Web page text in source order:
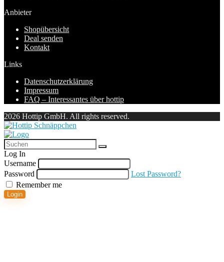
Anbieter
Shopübersicht
Deal senden
Kontakt
Links
Datenschutzerklärung
Impressum
FAQ – Interessantes über hottip
2026 Hottip GmbH. All rights reserved.
Log In
Username
Password
Lost Password?
Remember me
Login